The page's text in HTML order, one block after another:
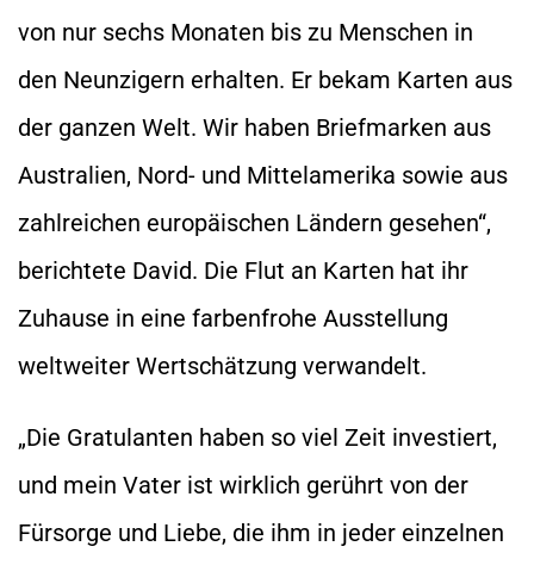
von nur sechs Monaten bis zu Menschen in
den Neunzigern erhalten. Er bekam Karten aus
der ganzen Welt. Wir haben Briefmarken aus
Australien, Nord- und Mittelamerika sowie aus
zahlreichen europäischen Ländern gesehen“,
berichtete David. Die Flut an Karten hat ihr
Zuhause in eine farbenfrohe Ausstellung
weltweiter Wertschätzung verwandelt.
„Die Gratulanten haben so viel Zeit investiert,
und mein Vater ist wirklich gerührt von der
Fürsorge und Liebe, die ihm in jeder einzelnen